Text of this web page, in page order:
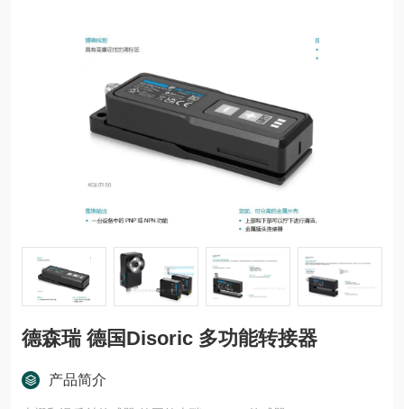
德森瑞 德国Disoric 多功能转接器
产品简介